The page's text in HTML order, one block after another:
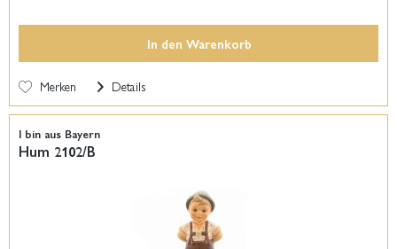
In den Warenkorb
Merken Details
I bin aus Bayern
Hum 2102/B